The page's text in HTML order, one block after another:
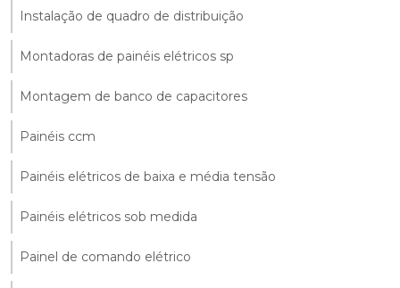
Instalação de quadro de distribuição
Montadoras de painéis elétricos sp
Montagem de banco de capacitores
Painéis ccm
Painéis elétricos de baixa e média tensão
Painéis elétricos sob medida
Painel de comando elétrico